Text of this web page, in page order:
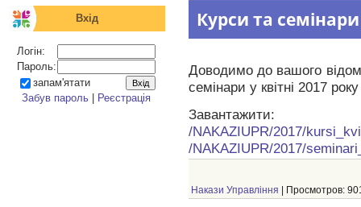
Вхід
Логін:
Пароль:
запам'ятати
Забув пароль | Реєстрація
Курси та
Доводимо до вашого
семінари у квітні 2017
Завантажити:
/NAKAZIUPR/2017/
/NAKAZIUPR/2017/
Накази Управління | Просмотров: